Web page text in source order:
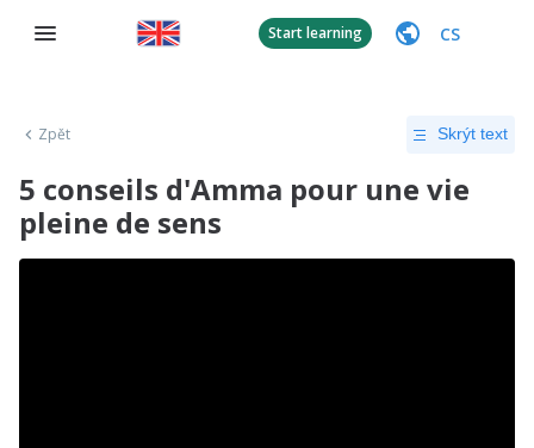
Start learning CS
Zpět Skrýt text
5 conseils d'Amma pour une vie
pleine de sens